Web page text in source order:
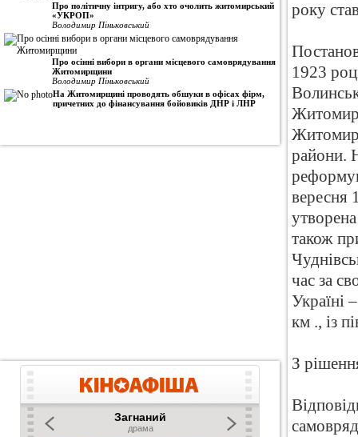
Про політичну інтригу, або хто очолить житомирський
«УКРОП»
Володимир Піньковський
Про осінні вибори в органи місцевого самоврядування
Житомирщини
Володимир Піньковський
На Житомирщині проводять обшуки в офісах фірм,
причетних до фінансування бойовиків ДНР і ЛНР
року
1923
райони.
вересня
також
час за
Україні
км ., із
З